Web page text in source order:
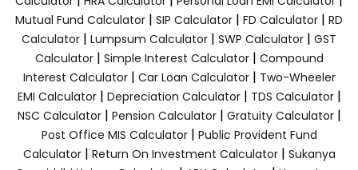
Mutual Fund Calculator | SIP Calculator | FD Calculator | RD
Calculator | Lumpsum Calculator | SWP Calculator | GST
Calculator| Simple Interest Calculator| Compound
Interest Calculator| Car Loan Calculator| Two-Wheeler
EMI Calculator| Depreciation Calculator| TDS Calculator|
NSC Calculator| Pension Calculator| Gratuity Calculator|
Post Office MIS Calculator| Public Provident Fund
Calculator| Return On Investment Calculator| Sukanya